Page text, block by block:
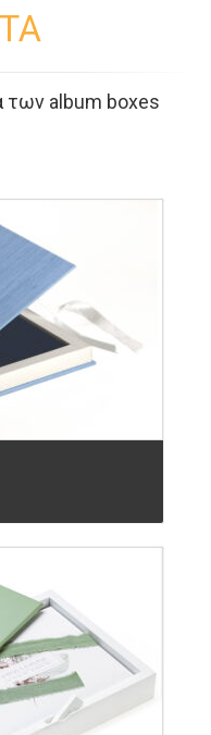
των album boxes